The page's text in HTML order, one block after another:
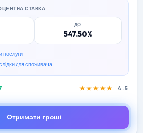
СТАВКА
ДО
547.50%
послуги
для споживача
★★★★★ 4.5
Отримати гроші